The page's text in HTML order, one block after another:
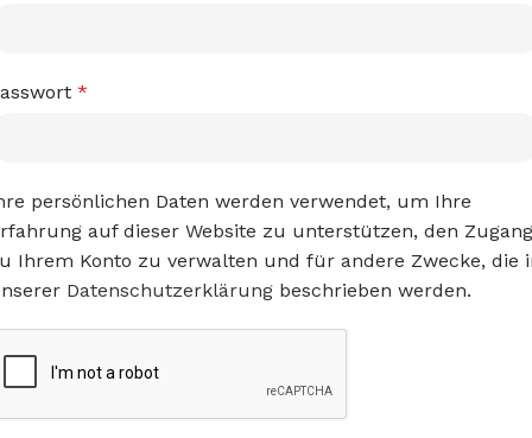
*
persönlichen Daten werden verwendet, um Ihre
auf dieser Website zu unterstützen, den Zugang
Ihrem Konto zu verwalten und für andere Zwecke, die
Datenschutzerklärung beschrieben werden.